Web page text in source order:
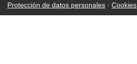
Protección de datos personales · Cookies